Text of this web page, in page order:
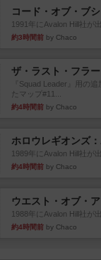
1991年にAvalon Hill社が
約3時間前 by Chaco
ザ・ラスト・フラ
『Squad Leader』用の
たマップ#11...
約4時間前 by Chaco
ホロウレギオンズ
1989年にAvalon Hill社が
約4時間前 by Chaco
1988年にAvalon Hill社が
約4時間前 by Chaco